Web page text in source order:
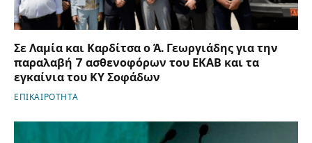
Σε Λαμία και Καρδίτσα ο Ά. Γεωργιάδης για την
παραλαβή 7 ασθενοφόρων του ΕΚΑΒ και τα
εγκαίνια του ΚΥ Σοφάδων
ΕΠΙΚΑΙΡΟΤΗΤΑ